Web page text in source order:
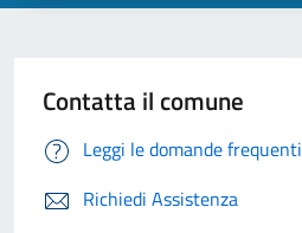
Contatta il comune
Leggi le domande frequenti
Richiedi Assistenza